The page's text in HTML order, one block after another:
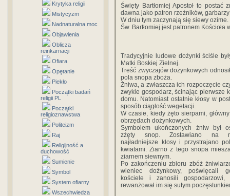
Krytyka religii
Mistycyzm
Nadnaturalna moc
Objawienia
Oblicza
reinkarnacji
Ofiara
Opętanie
Piekło
Początki badań
religii PL
Początki
religioznawstwa
Politeizm
Raj
Religijność a
duchowość
Sumienie
Symbol
System ofiarny
Wszechwiedza
Święty Bartłomiej Apostoł to
dawna jako patron rzeźników,
W dniu tym zaczynają się siewy ozime.
Św. Bartłomiej jest patronem Kościoła
Tradycyjnie ludowe dożynki ściśle
Matki Boskiej Zielnej.
Treść zwyczajów dożynkowych
pola snopa zboża.
Żniwa, a zwłaszcza ich rozpoczęcie
zwykle gospodarz, ścinając pierwsze
domu. Natomiast ostatnie kłosy w
sposób ciągłość wegetacji.
W czasie, kiedy żęto sierpami,
obrzędach dożynkowych.
Symbolem ukończonych żniw był
zżęty snop. Zostawiano na
najładniejsze kłosy i przystrajano
kwiatami. Ziarno z tego snopa
ziarnem siewnym.
Po zakończeniu zbioru zbóż
wieniec dożynkowy, poświęcali
kościele i zanosili gospodarzowi,
rewanżował im się sutym